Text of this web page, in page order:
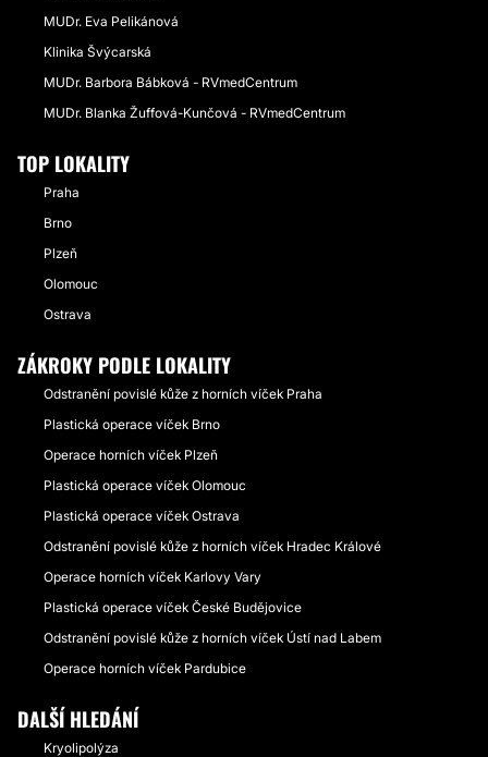
MUDr. Eva Pelikánová
Klinika Švýcarská
MUDr. Barbora Bábková - RVmedCentrum
MUDr. Blanka Žuffová-Kunčová - RVmedCentrum
TOP LOKALITY
Praha
Brno
Plzeň
Olomouc
Ostrava
ZÁKROKY PODLE LOKALITY
Odstranění povislé kůže z horních víček Praha
Plastická operace víček Brno
Operace horních víček Plzeň
Plastická operace víček Olomouc
Plastická operace víček Ostrava
Odstranění povislé kůže z horních víček Hradec Králové
Operace horních víček Karlovy Vary
Plastická operace víček České Budějovice
Odstranění povislé kůže z horních víček Ústí nad Labem
Operace horních víček Pardubice
DALŠÍ HLEDÁNÍ
Kryolipolýza